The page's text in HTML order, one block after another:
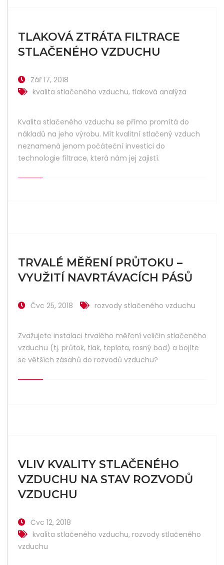
TLAKOVÁ ZTRÁTA FILTRACE
STLAČENÉHO VZDUCHU
Zář 17, 2018
kvalita stlačeného vzduchu, tlaková analýza
Kvalita stlačeného vzduchu se přímo promítá do
nákladů na jeho výrobu. Mít kvalitní stlačený vzduch
neznamená jenom počáteční investici do
technologie filtrace, která nám jej zajistí.
TRVALÉ MĚŘENÍ PRŮTOKU –
VYUŽITÍ NAVRTÁVACÍCH PÁSŮ
Čvc 25, 2018 rozvody stlačeného vzduchu
Zvažujete instalaci trvalého měření veličin stlačeného
vzduchu (tj. průtok, tlak, teplota, rosný bod) a bojíte
se větších zásahů do rozvodů vzduchu?
VLIV KVALITY STLAČENÉHO
VZDUCHU NA STAV ROZVODŮ
VZDUCHU
Čvc 12, 2018
kvalita stlačeného vzduchu, rozvody stlačeného
vzduchu